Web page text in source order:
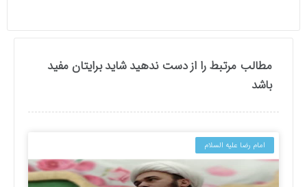
مطالب مرتبط را از دست ندهید شاید برایتان مفید
باشد
امام رضا علیه السلام